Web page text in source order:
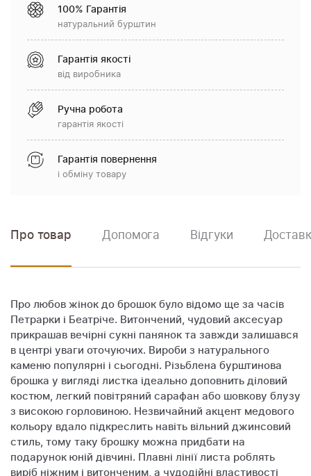
100% Гарантія
натуральний бурштин
Гарантія якості
від виробника
Ручна робота
гарантія якості
Гарантія повернення
і обміну товару
Про товар Допомога Відгуки
Про любов жінок до брошок було відомо ще за часів
Петрарки і Беатріче. Витончений, чудовий аксесуар
прикрашав вечірні сукні панянок та завжди залишався
в центрі уваги оточуючих. Вироби з натурального
каменю популярні і сьогодні. Різьблена бурштинова
брошка у вигляді листка ідеально доповнить діловий
костюм, легкий повітряний сарафан або шовкову блузу
з високою горловиною. Незвичайний акцент медового
кольору вдало підкреслить навіть вільний джинсовий
стиль, тому таку брошку можна придбати на
подарунок юній дівчині. Плавні лінії листа роблять
виріб ніжним і витонченим, а чудодійні властивості